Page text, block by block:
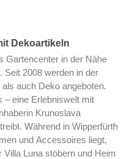
Dekoartikeln
Gartencenter in der Nähe
Seit 2008 werden in der
auch Deko angeboten.
– eine Erlebniswelt mit
Krunoslava
Während in Wipperfürth
und Accessoires liegt,
Villa Luna stöbern und Heim